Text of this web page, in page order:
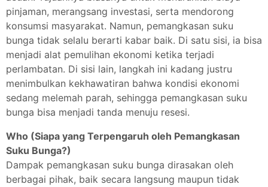
pinjaman, merangsang investasi, serta mendorong
konsumsi masyarakat. Namun, pemangkasan suku
bunga tidak selalu berarti kabar baik. Di satu sisi, ia bisa
menjadi alat pemulihan ekonomi ketika terjadi
perlambatan. Di sisi lain, langkah ini kadang justru
menimbulkan kekhawatiran bahwa kondisi ekonomi
sedang melemah parah, sehingga pemangkasan suku
bunga bisa menjadi tanda menuju resesi.
Who (Siapa yang Terpengaruh oleh Pemangkasan
Suku Bunga?)
Dampak pemangkasan suku bunga dirasakan oleh
berbagai pihak, baik secara langsung maupun tidak